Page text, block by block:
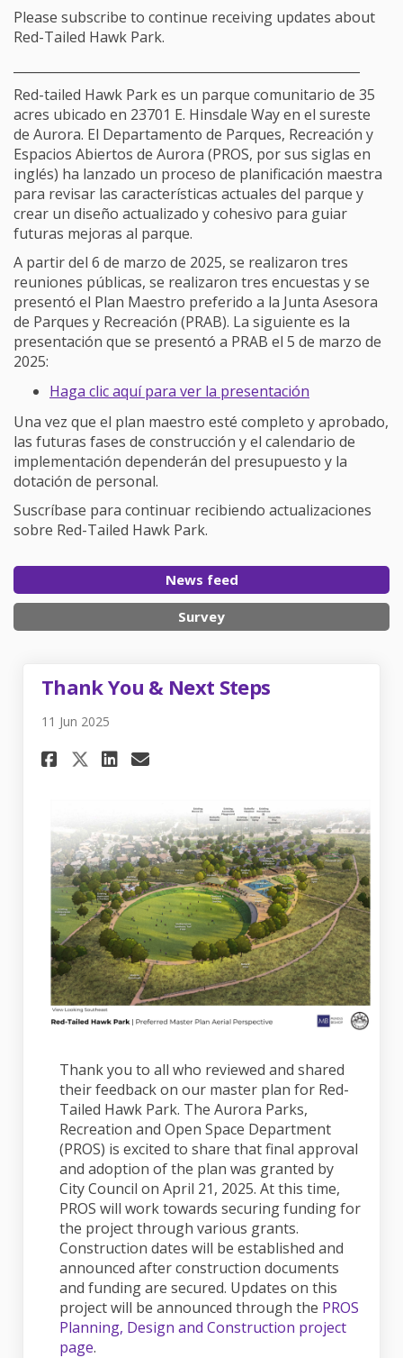
Please subscribe to continue receiving updates about
Red-Tailed Hawk Park.
Red-tailed Hawk Park es un parque comunitario de 35
acres ubicado en 23701 E. Hinsdale Way en el sureste
de Aurora. El Departamento de Parques, Recreación y
Espacios Abiertos de Aurora (PROS, por sus siglas en
inglés) ha lanzado un proceso de planificación maestra
para revisar las características actuales del parque y
crear un diseño actualizado y cohesivo para guiar
futuras mejoras al parque.
A partir del 6 de marzo de 2025, se realizaron tres
reuniones públicas, se realizaron tres encuestas y se
presentó el Plan Maestro preferido a la Junta Asesora
de Parques y Recreación (PRAB). La siguiente es la
presentación que se presentó a PRAB el 5 de marzo de
2025:
Haga clic aquí para ver la presentación
Una vez que el plan maestro esté completo y aprobado,
las futuras fases de construcción y el calendario de
implementación dependerán del presupuesto y la
dotación de personal.
Suscríbase para continuar recibiendo actualizaciones
sobre Red-Tailed Hawk Park.
News feed
Survey
Thank You & Next Steps
11 Jun 2025
Share Thank You & Next Steps
Share Thank You & Next
Share Thank You & Next
Email Thank You &
Thank you to all who reviewed and shared
their feedback on our master plan for Red-
Tailed Hawk Park. The Aurora Parks,
Recreation and Open Space Department
(PROS) is excited to share that final approval
and adoption of the plan was granted by
City Council on April 21, 2025. At this time,
PROS will work towards securing funding for
the project through various grants.
Construction dates will be established and
announced after construction documents
and funding are secured. Updates on this
project will be announced through the PROS
Planning, Design and Construction project
page(External link)
.